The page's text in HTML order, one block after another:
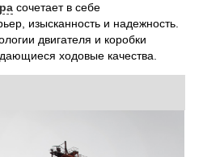
сочетает в себе
изысканность и надежность.
двигателя и коробки
ходовые качества.